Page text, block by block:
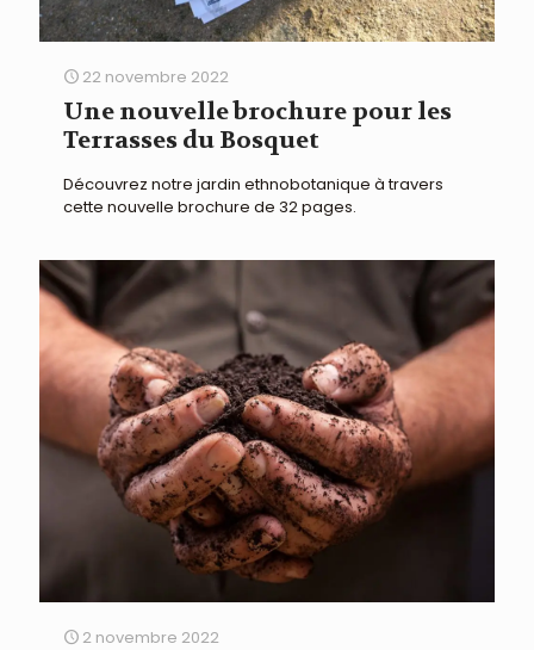
22 novembre 2022
Une nouvelle brochure pour les
Terrasses du Bosquet
Découvrez notre jardin ethnobotanique à travers
cette nouvelle brochure de 32 pages.
2 novembre 2022